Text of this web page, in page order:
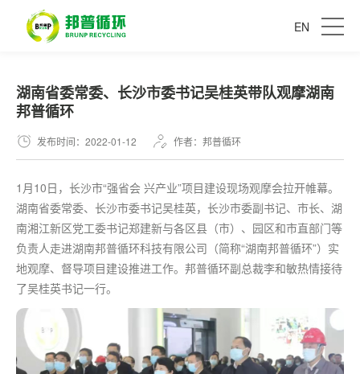
EN
湖南省委常委、长沙市委书记吴桂英带队观摩湖南
邦普循环
发布时间：2022-01-12 作者：邦普循环
1月10日，长沙市“强省会 兴产业”项目建设现场观摩会拉开帷幕。
湖南省委常委、长沙市委书记吴桂英，长沙市委副书记、市长、湖
南湘江新区党工委书记郑建新与各区县（市）、园区和市直部门等
负责人走进湖南邦普循环科技有限公司（简称“湖南邦普循环”）实
地观摩、督导项目建设推进工作。邦普循环副总裁李和敏热情接待
了吴桂英书记一行。